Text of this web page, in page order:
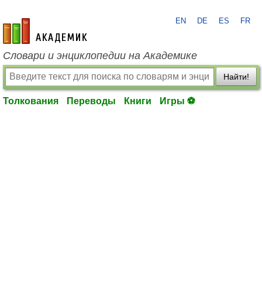
academic.ru
EN DE ES FR
Словари и энциклопедии на Академике
Найти!
Толкования Переводы Книги Игры ⚽